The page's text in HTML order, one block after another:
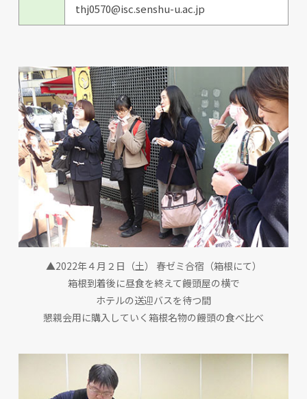
thj0570@isc.senshu-u.ac.jp
▲2022年４月２日（土） 春ゼミ合宿（箱根にて）
箱根到着後に昼食を終えて饅頭屋の横で
ホテルの送迎バスを待つ間
懇親会用に購入していく箱根名物の饅頭の食べ比べ